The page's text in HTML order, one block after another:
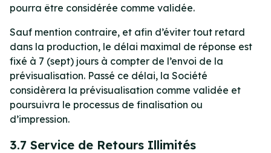
pourra être considérée comme validée.
Sauf mention contraire, et afin d’éviter tout retard
dans la production, le délai maximal de réponse est
fixé à 7 (sept) jours à compter de l’envoi de la
prévisualisation. Passé ce délai, la Société
considèrera la prévisualisation comme validée et
poursuivra le processus de finalisation ou
d’impression.
3.7 Service de Retours Illimités